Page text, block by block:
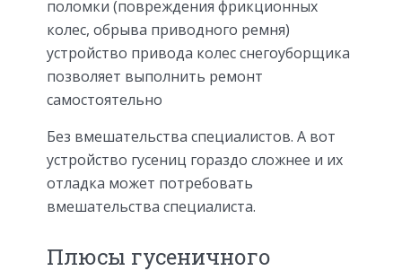
поломки (повреждения фрикционных
колес, обрыва приводного ремня)
устройство привода колес снегоуборщика
позволяет выполнить ремонт
самостоятельно
Без вмешательства специалистов. А вот
устройство гусениц гораздо сложнее и их
отладка может потребовать
вмешательства специалиста.
Плюсы гусеничного